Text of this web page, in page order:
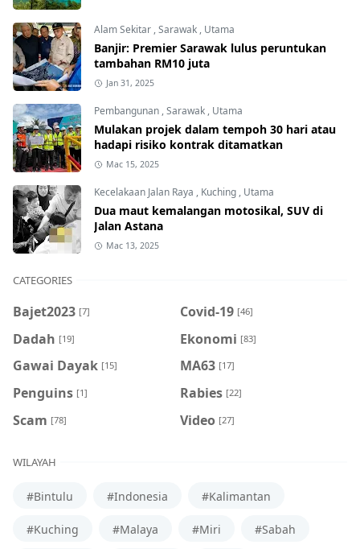
Alam Sekitar ,Sarawak , Utama
Banjir: Premier Sarawak lulus peruntukan
tambahan RM10 juta
Jan 31, 2025
Pembangunan ,Sarawak , Utama
Mulakan projek dalam tempoh 30 hari atau
hadapi risiko kontrak ditamatkan
Mac 15, 2025
Kecelakaan Jalan Raya , Kuching , Utama
Dua maut kemalangan motosikal, SUV di
Jalan Astana
Mac 13, 2025
CATEGORIES
Bajet2023 [7] Covid-19 [46]
Dadah [19] Ekonomi [83]
Gawai Dayak [15] MA63 [17]
Penguins [1] Rabies [22]
Scam [78] Video [27]
WILAYAH
#Bintulu #Indonesia #Kalimantan
#Kuching #Malaya #Miri #Sabah